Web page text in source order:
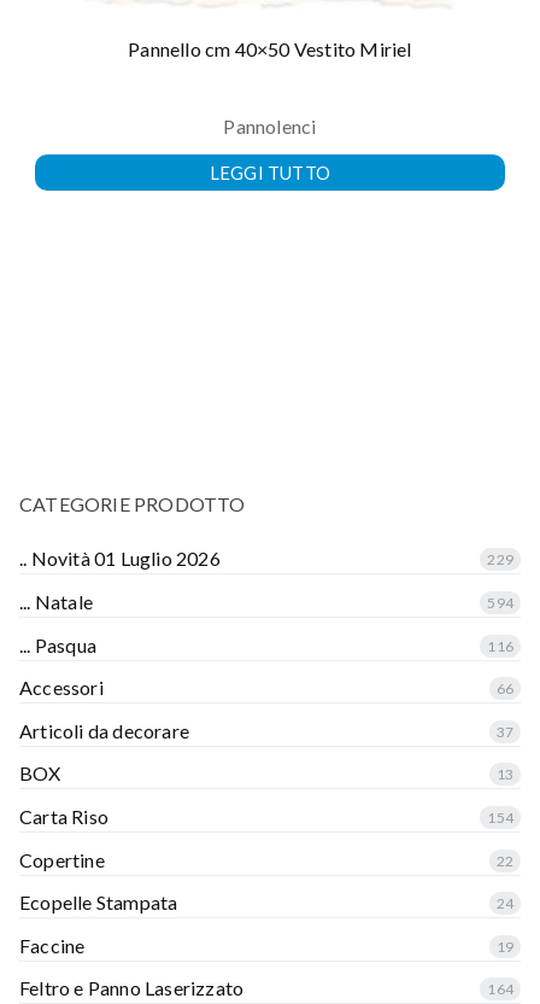
Pannello cm 40×50 Vestito Miriel
Pannolenci
LEGGI TUTTO
CATEGORIE PRODOTTO
.. Novità 01 Luglio 2026 229
... Natale 594
... Pasqua 116
Accessori 66
Articoli da decorare 37
BOX 13
Carta Riso 154
Copertine 22
Ecopelle Stampata 24
Faccine 19
Feltro e Panno Laserizzato 164